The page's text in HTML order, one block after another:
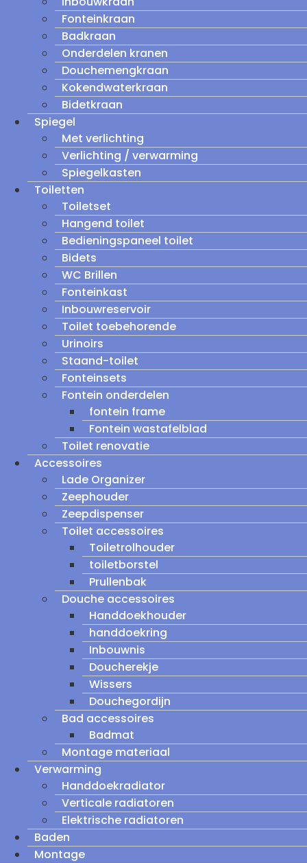
Fonteinkraan
Badkraan
Onderdelen kranen
Douchemengkraan
Kokendwaterkraan
Bidetkraan
Spiegel
Met verlichting
Verlichting / verwarming
Spiegelkasten
Toiletten
Toiletset
Hangend toilet
Bedieningspaneel toilet
Bidets
WC Brillen
Fonteinkast
Inbouwreservoir
Toilet toebehorende
Urinoirs
Staand-toilet
Fonteinsets
Fontein onderdelen
fontein frame
Fontein wastafelblad
Toilet renovatie
Accessoires
Lade Organizer
Zeephouder
Zeepdispenser
Toilet accessoires
Toiletrolhouder
toiletborstel
Prullenbak
Douche accessoires
Handdoekhouder
handdoekring
Inbouwnis
Doucherekje
Wissers
Douchegordijn
Bad accessoires
Badmat
Montage materiaal
Verwarming
Handdoekradiator
Verticale radiatoren
Elektrische radiatoren
Baden
Montage